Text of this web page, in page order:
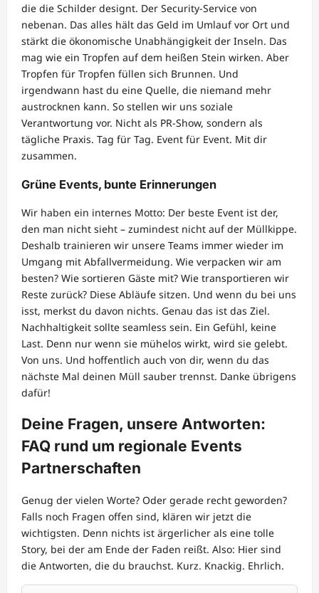
die die Schilder designt. Der Security-Service von
nebenan. Das alles hält das Geld im Umlauf vor Ort und
stärkt die ökonomische Unabhängigkeit der Inseln. Das
mag wie ein Tropfen auf dem heißen Stein wirken. Aber
Tropfen für Tropfen füllen sich Brunnen. Und
irgendwann hast du eine Quelle, die niemand mehr
austrocknen kann. So stellen wir uns soziale
Verantwortung vor. Nicht als PR-Show, sondern als
tägliche Praxis. Tag für Tag. Event für Event. Mit dir
zusammen.
Grüne Events, bunte Erinnerungen
Wir haben ein internes Motto: Der beste Event ist der,
den man nicht sieht – zumindest nicht auf der Müllkippe.
Deshalb trainieren wir unsere Teams immer wieder im
Umgang mit Abfallvermeidung. Wie verpacken wir am
besten? Wie sortieren Gäste mit? Wie transportieren wir
Reste zurück? Diese Abläufe sitzen. Und wenn du bei uns
isst, merkst du davon nichts. Genau das ist das Ziel.
Nachhaltigkeit sollte seamless sein. Ein Gefühl, keine
Last. Denn nur wenn sie mühelos wirkt, wird sie gelebt.
Von uns. Und hoffentlich auch von dir, wenn du das
nächste Mal deinen Müll sauber trennst. Danke übrigens
dafür!
Deine Fragen, unsere Antworten:
FAQ rund um regionale Events
Partnerschaften
Genug der vielen Worte? Oder gerade recht geworden?
Falls noch Fragen offen sind, klären wir jetzt die
wichtigsten. Denn nichts ist ärgerlicher als eine tolle
Story, bei der am Ende der Faden reißt. Also: Hier sind
die Antworten, die du brauchst. Kurz. Knackig. Ehrlich.